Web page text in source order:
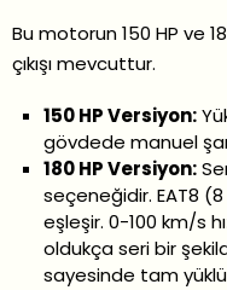
Bu motorun 150 HP ve
çıkışı mevcuttur.
150 HP Versiyon:
gövdede manuel
180 HP Versiyon:
seçeneğidir. EAT8
eşleşir. 0-100 km/s
oldukça seri bir
sayesinde tam